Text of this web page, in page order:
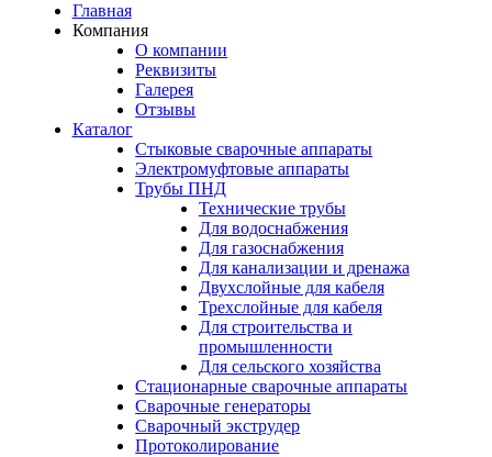
Главная
Компания
О компании
Реквизиты
Галерея
Отзывы
Каталог
Стыковые сварочные аппараты
Электромуфтовые аппараты
Трубы ПНД
Технические трубы
Для водоснабжения
Для газоснабжения
Для канализации и дренажа
Двухслойные для кабеля
Трехслойные для кабеля
Для строительства и
промышленности
Для сельского хозяйства
Стационарные сварочные аппараты
Сварочные генераторы
Сварочный экструдер
Протоколирование